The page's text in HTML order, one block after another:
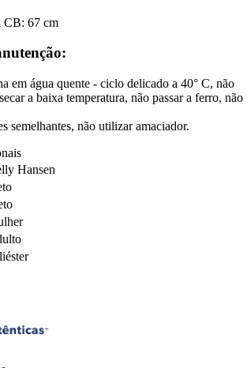
CB: 67 cm
em água quente - ciclo delicado a 40° C, não
a baixa temperatura, não passar a ferro, não
semelhantes, não utilizar amaciador.
Hansen